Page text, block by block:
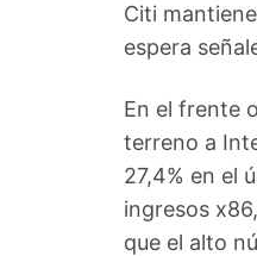
Citi
espera
En el frente
terreno a
27,4% en el
ingresos
que el alto